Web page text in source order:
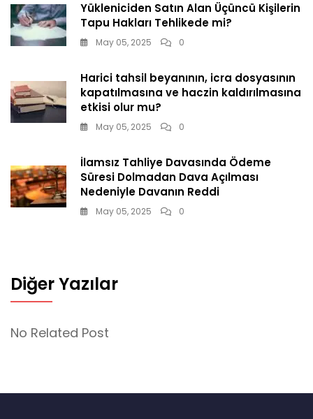
Yükleniciden Satın Alan Üçüncü Kişilerin
Tapu Hakları Tehlikede mi?
May 05, 2025 0
Harici tahsil beyanının, icra dosyasının
kapatılmasına ve haczin kaldırılmasına
etkisi olur mu?
May 05, 2025 0
İlamsız Tahliye Davasında Ödeme
Süresi Dolmadan Dava Açılması
Nedeniyle Davanın Reddi
May 05, 2025 0
Diğer Yazılar
No Related Post